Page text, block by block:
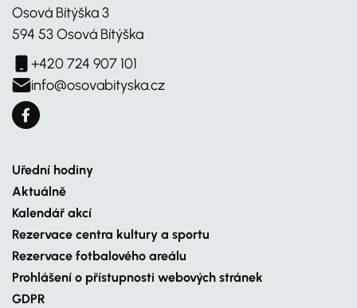
Osová Bítýška 3
594 53 Osová Bítýška
+420 724 907 101
info@osovabityska.cz
Uřední hodiny
Aktuálně
Kalendář akcí
Rezervace centra kultury a sportu
Rezervace fotbalového areálu
Prohlášení o přístupnosti webových stránek
GDPR